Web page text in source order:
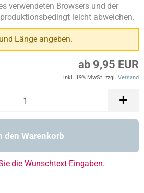
verwendeten Browsers und der
leicht abweichen.
Länge angeben.
ab 9,95 EUR
inkl. 19% MwSt. zzgl. Versand
den Warenkorb
die Wunschtext-Eingaben.